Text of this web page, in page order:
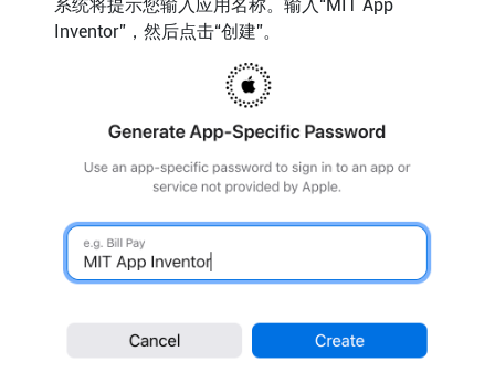
系统将提示您输入应用名称。输入“MIT App
Inventor”，然后点击“创建”。